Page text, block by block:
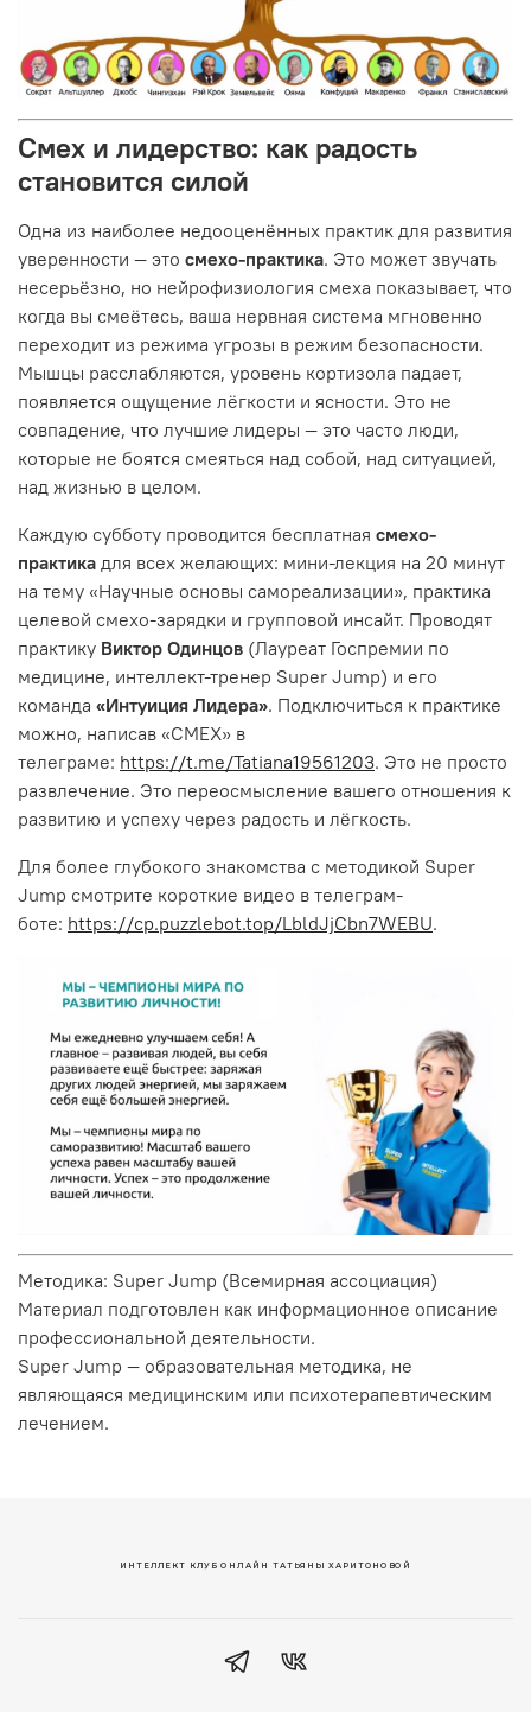
Смех и лидерство: как радость
становится силой
Одна из наиболее недооценённых практик для развития
уверенности — это смехо-практика. Это может звучать
несерьёзно, но нейрофизиология смеха показывает, что
когда вы смеётесь, ваша нервная система мгновенно
переходит из режима угрозы в режим безопасности.
Мышцы расслабляются, уровень кортизола падает,
появляется ощущение лёгкости и ясности. Это не
совпадение, что лучшие лидеры — это часто люди,
которые не боятся смеяться над собой, над ситуацией,
над жизнью в целом.
Каждую субботу проводится бесплатная смехо-
практика для всех желающих: мини-лекция на 20 минут
на тему «Научные основы самореализации», практика
целевой смехо-зарядки и групповой инсайт. Проводят
практику Виктор Одинцов (Лауреат Госпремии по
медицине, интеллект-тренер Super Jump) и его
команда «Интуиция Лидера». Подключиться к практике
можно, написав «СМЕХ» в
телеграме: https://t.me/Tatiana19561203. Это не просто
развлечение. Это переосмысление вашего отношения к
развитию и успеху через радость и лёгкость.
Для более глубокого знакомства с методикой Super
Jump смотрите короткие видео в телеграм-
боте: https://cp.puzzlebot.top/LbldJjCbn7WEBU.
Методика: Super Jump (Всемирная ассоциация)
Материал подготовлен как информационное описание
профессиональной деятельности.
Super Jump — образовательная методика, не
являющаяся медицинским или психотерапевтическим
лечением.
ИНТЕЛЛЕКТ КЛУБ ОНЛАЙН ТАТЬЯНЫ ХАРИТОНОВОЙ